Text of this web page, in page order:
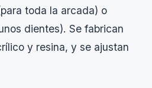
toda la arcada) o
dientes). Se fabrican
y resina, y se ajustan